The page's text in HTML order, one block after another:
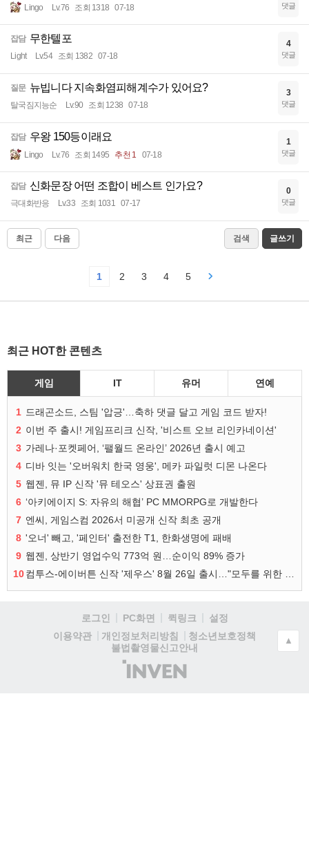
Lingo Lv.76 조회 1318 07-18 댓글
잡담 무한텔포
Light Lv.54 조회 1382 07-18
4
댓글
질문 뉴빕니다 지속화염피해계수가 있어요?
탈국짐지능순 Lv.90 조회 1238 07-18
3
댓글
잡담 우왕 150등이래요
Lingo Lv.76 조회 1495 추천 1 07-18
1
댓글
잡담 신화문장 어떤 조합이 베스트 인가요?
극대화반응 Lv.33 조회 1031 07-17
0
댓글
최근 다음 검색 글쓰기
1 2 3 4 5
최근 HOT한 콘텐츠
게임 IT 유머 연예
1 드래곤소드, 스팀 '압긍'…축하 댓글 달고 게임 코드 받자!
2 이번 주 출시! 게임프리크 신작, '비스트 오브 리인카네이션'
3 가레나·포켓페어, ‘팰월드 온라인’ 2026년 출시 예고
4 디바 잇는 '오버워치 한국 영웅', 메카 파일럿 디몬 나온다
5 웹젠, 뮤 IP 신작 '뮤 테오스' 상표권 출원
6 ‘아키에이지 S: 자유의 해협’ PC MMORPG로 개발한다
7 엔씨, 게임스컴 2026서 미공개 신작 최초 공개
8 '오너' 빼고, '페인터' 출전한 T1, 한화생명에 패배
9 웹젠, 상반기 영업수익 773억 원…순이익 89% 증가
10
로그인 PC화면 퀵링크
설정
이용약관
개인정보처리방침
청소년보호정책
불법촬영물신고안내
(주)
인
▲